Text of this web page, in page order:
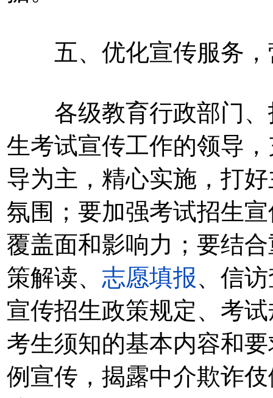
五、优化宣传服务，
各级教育行政部门、
生考试宣传工作的领导
导为主，精心实施，打
氛围；要加强考试招生
覆盖面和影响力；要结
策解读、 志愿填报、信
宣传招生政策规定、考
考生须知的基本内容和
例宣传，揭露中介欺诈